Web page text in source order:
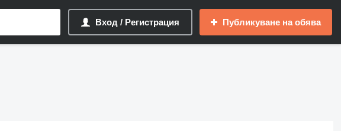
Вход / Регистрация Публикуване на обява